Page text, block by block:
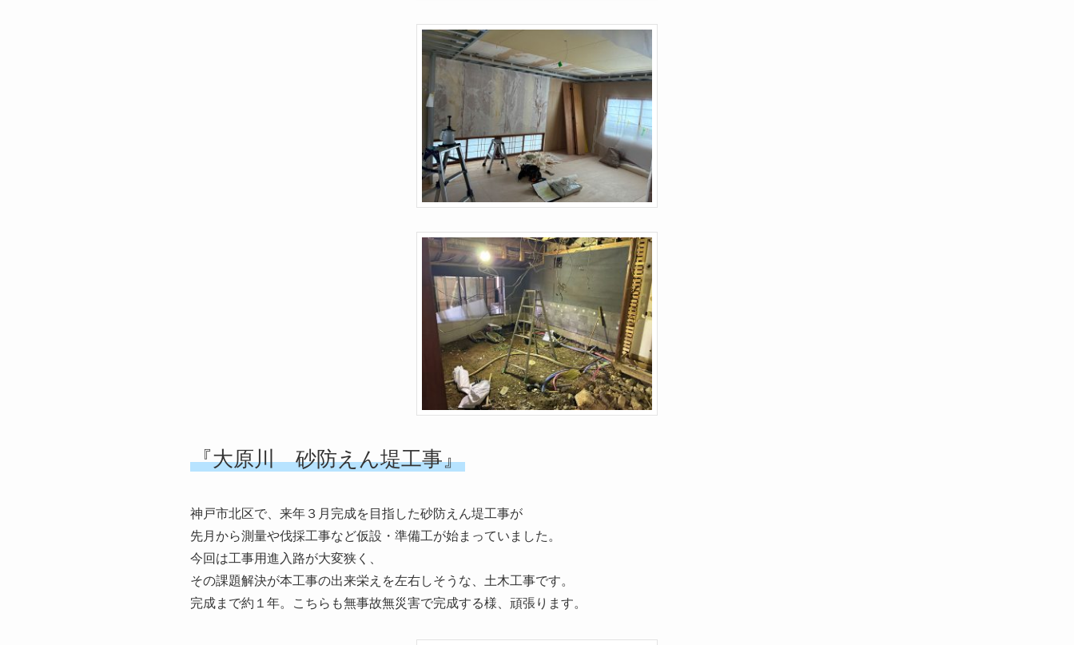
『大原川 砂防えん堤工事』
神戸市北区で、来年３月完成を目指した砂防えん堤工事が
先月から測量や伐採工事など仮設・準備工が始まっていました。
今回は工事用進入路が大変狭く、
その課題解決が本工事の出来栄えを左右しそうな、土木工事です。
完成まで約１年。こちらも無事故無災害で完成する様、頑張ります。